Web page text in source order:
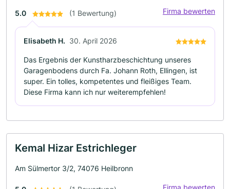
5.0 (1 Bewertung) Firma bewerten
Elisabeth H. 30. April 2026
Das Ergebnis der Kunstharzbeschichtung unseres
Garagenbodens durch Fa. Johann Roth, Ellingen, ist
super. Ein tolles, kompetentes und fleißiges Team.
Diese Firma kann ich nur weiterempfehlen!
Kemal Hizar Estrichleger
Am Sülmertor 3/2, 74076 Heilbronn
Firma bewerten